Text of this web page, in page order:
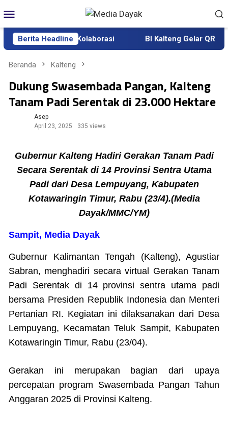
ke
kontenMobile
Berita Headline
Keras dan Kolaborasi BI Kalteng Gelar QRIS Jelajah
Beranda Kalteng
Dukung Swasembada Pangan, Kalteng
Tanam Padi Serentak di 23.000 Hektare
Asep
April 23, 2025
335 views
Gubernur Kalteng Hadiri Gerakan Tanam Padi
Secara Serentak di 14 Provinsi Sentra Utama
Padi dari Desa Lempuyang, Kabupaten
Kotawaringin Timur, Rabu (23/4).(Media
Dayak/MMC/YM)
Sampit, Media Dayak
Gubernur Kalimantan Tengah (Kalteng), Agustiar
Sabran, menghadiri secara virtual Gerakan Tanam
Padi Serentak di 14 provinsi sentra utama padi
bersama Presiden Republik Indonesia dan Menteri
Pertanian RI. Kegiatan ini dilaksanakan dari Desa
Lempuyang, Kecamatan Teluk Sampit, Kabupaten
Kotawaringin Timur, Rabu (23/04).
Gerakan ini merupakan bagian dari upaya
percepatan program Swasembada Pangan Tahun
Anggaran 2025 di Provinsi Kalteng.